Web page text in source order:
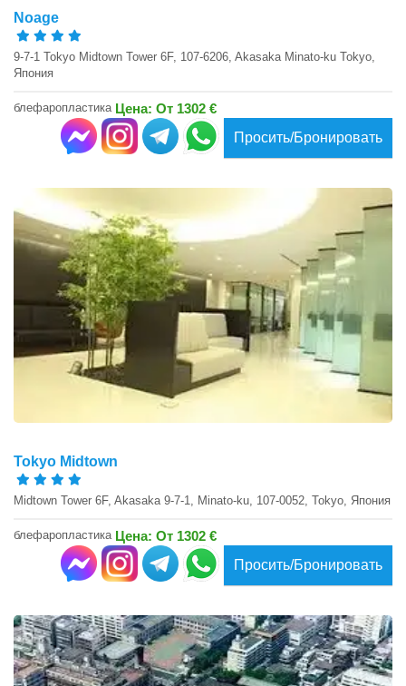
Noage
9-7-1 Tokyo Midtown Tower 6F, 107-6206, Akasaka Minato-ku Tokyo,
Япония
блефаропластика Цена: От 1302 €
Просить/Бронировать
Tokyo Midtown
Midtown Tower 6F, Akasaka 9-7-1, Minato-ku, 107-0052, Tokyo, Япония
блефаропластика Цена: От 1302 €
Просить/Бронировать